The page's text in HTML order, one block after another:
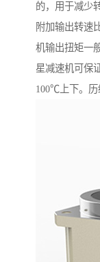
的，用于减少
附加输出转速
机输出扭矩一
星减速机可保
100℃上下。历